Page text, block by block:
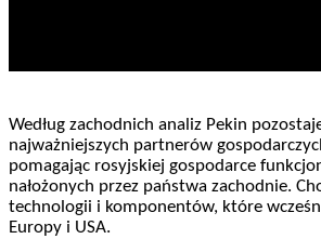
Według zachodnich analiz Pekin
najważniejszych partnerów
pomagając rosyjskiej gospodarce
nałożonych przez państwa zachodnie.
technologii i komponentów, które
Europy i USA.